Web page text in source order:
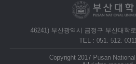
46241) 부산광역시 금정구 부산대학
TEL : 051. 512.
Copyright 2017 Pusan